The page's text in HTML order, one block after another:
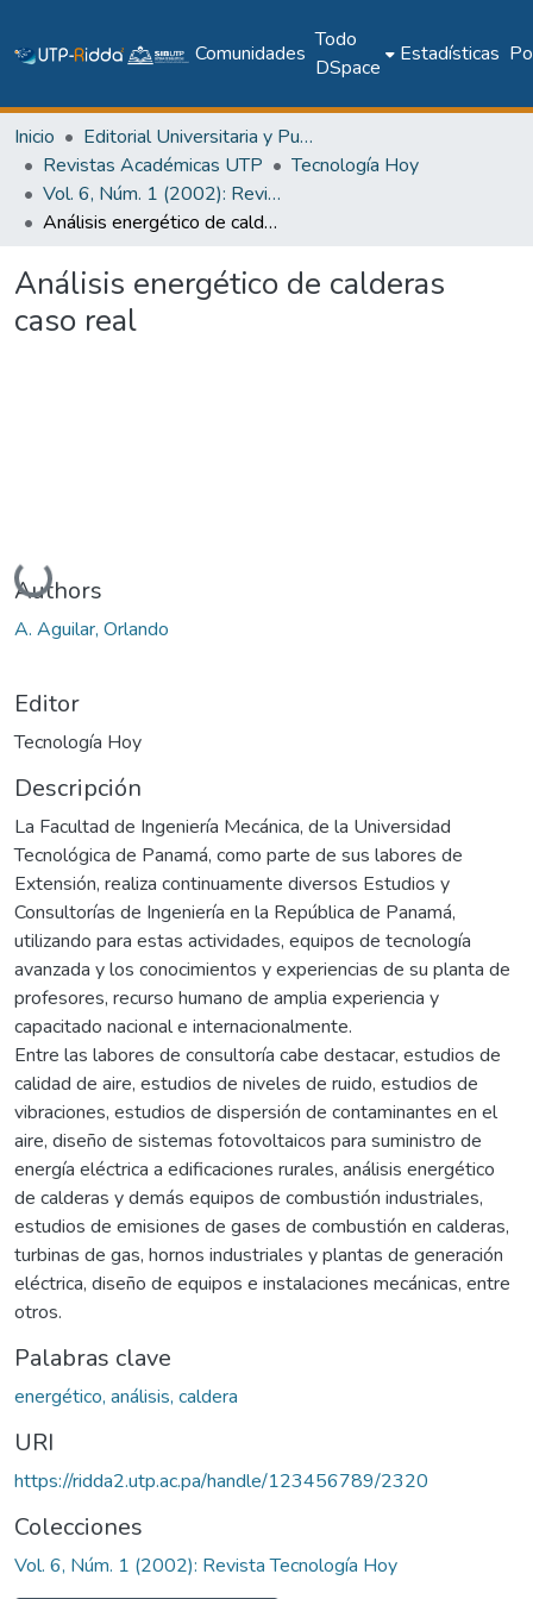
Comunidades
Todo
DSpace
Estadísticas
Inicio
Editorial Universitaria y Publicaciones Seriadas
Revistas Académicas UTP
Tecnología Hoy
Vol. 6, Núm. 1 (2002): Revista Tecnología Hoy
Análisis energético de calderas caso real
Análisis energético de calderas
caso real
Cargando...
Authors
A. Aguilar, Orlando
Editor
Tecnología Hoy
Descripción
La Facultad de Ingeniería Mecánica, de la Universidad
Tecnológica de Panamá, como parte de sus labores de
Extensión, realiza continuamente diversos Estudios y
Consultorías de Ingeniería en la República de Panamá,
utilizando para estas actividades, equipos de tecnología
avanzada y los conocimientos y experiencias de su planta de
profesores, recurso humano de amplia experiencia y
capacitado nacional e internacionalmente.
Entre las labores de consultoría cabe destacar, estudios de
calidad de aire, estudios de niveles de ruido, estudios de
vibraciones, estudios de dispersión de contaminantes en el
aire, diseño de sistemas fotovoltaicos para suministro de
energía eléctrica a edificaciones rurales, análisis energético
de calderas y demás equipos de combustión industriales,
estudios de emisiones de gases de combustión en calderas,
turbinas de gas, hornos industriales y plantas de generación
eléctrica, diseño de equipos e instalaciones mecánicas, entre
otros.
Palabras clave
energético, análisis, caldera
URI
https://ridda2.utp.ac.pa/handle/123456789/2320
Colecciones
Vol. 6, Núm. 1 (2002): Revista Tecnología Hoy